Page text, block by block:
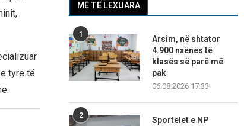
tyre të
MË TË LEXUARA
1
Arsim, në shtator
4.900 nxënës të
klasës së parë më
pak
06.08.2026 17:33
2
Sportelet e NP